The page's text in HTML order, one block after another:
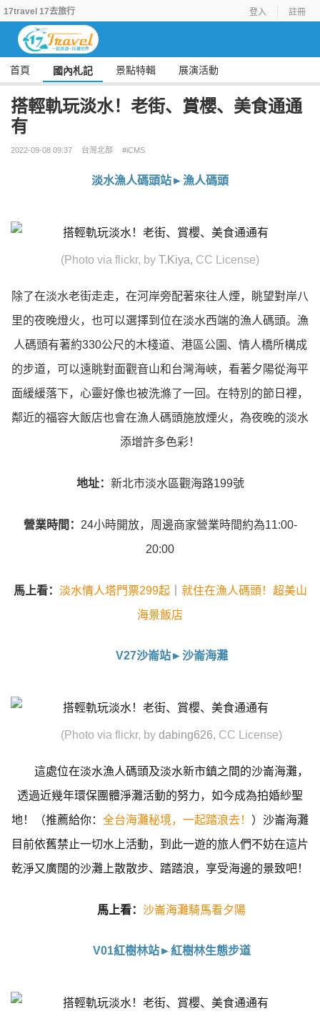
17travel 17去旅行 登入 註冊
首頁 國內札記 景點特輯 展演活動
搭輕軌玩淡水！老街、賞櫻、美食通通
有
2022-09-08 09:37 台灣北部 #iCMS
淡水漁人碼頭站►漁人碼頭
(Photo via flickr, by T.Kiya, CC License)
除了在淡水老街走走，在河岸旁配著來往人煙，眺望對岸八
里的夜晚燈火，也可以選擇到位在淡水西端的漁人碼頭。漁
人碼頭有著約330公尺的木棧道、港區公園、情人橋所構成
的步道，可以遠眺對面觀音山和台灣海峽，看著夕陽從海平
面緩緩落下，心靈好像也被洗滌了一回。在特別的節日裡，
鄰近的福容大飯店也會在漁人碼頭施放煙火，為夜晚的淡水
添增許多色彩！
地址： 新北市淡水區觀海路199號
營業時間： 24小時開放，周邊商家營業時間約為11:00-
20:00
馬上看： 淡水情人塔門票299起｜ 就住在漁人碼頭！超美山
海景飯店
V27沙崙站►沙崙海灘
(Photo via flickr, by dabing626, CC License)
這處位在淡水漁人碼頭及淡水新市鎮之間的沙崙海灘，
透過近幾年環保團體淨灘活動的努力，如今成為拍婚紗聖
地！（推薦給你： 全台海灘秘境，一起踏浪去！ ）沙崙海灘
目前依舊禁止一切水上活動，到此一遊的旅人們不妨在這片
乾淨又廣闊的沙灘上散散步、踏踏浪，享受海邊的景致吧！
馬上看： 沙崙海灘騎馬看夕陽
V01紅樹林站►紅樹林生態步道